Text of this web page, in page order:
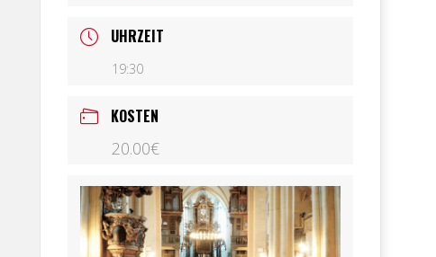
UHRZEIT
19:30
KOSTEN
20.00€